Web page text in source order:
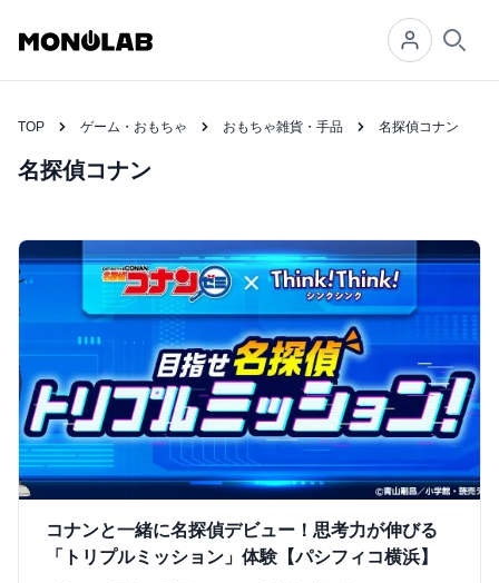
TOP ゲーム・おもちゃ おもちゃ雑貨・手品 名探偵コナン
名探偵コナン
コナンと一緒に名探偵デビュー！思考力が伸びる
「トリプルミッション」体験【パシフィコ横浜】